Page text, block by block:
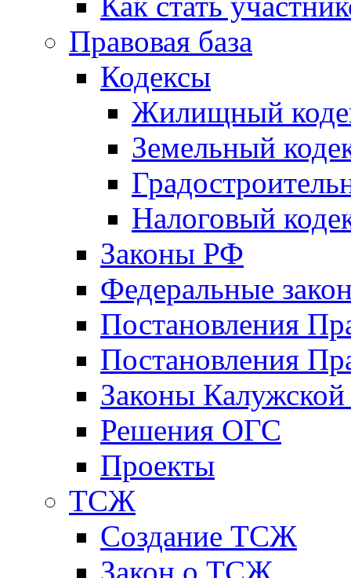
Правовая база
Кодексы
Жилищный
Земельный
Налоговый
Законы РФ
Федеральные
Постановления
Постановления
Законы Калужской
Решения ОГС
Проекты
ТСЖ
Создание ТСЖ
Закон о ТСЖ